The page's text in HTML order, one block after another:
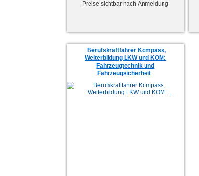
Preise sichtbar nach Anmeldung
Berufskraftfahrer Kompass,
Weiterbildung LKW und KOM:
Fahrzeugtechnik und
Fahrzeugsicherheit